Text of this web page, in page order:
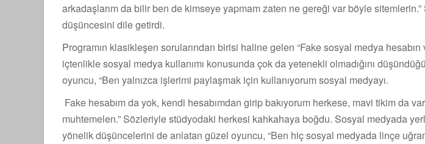
arkadaşlarım da bilir ben de kimseye yapmam zaten ne gereği var böyle
düşüncesini dile getirdi.
Programın klasikleşen sorularından birisi haline gelen “Fake sosyal medya hesabın
içtenlikle sosyal medya kullanımı konusunda çok da yetenekli olmadığını
oyuncu, “Ben yalnızca işlerimi paylaşmak için kullanıyorum sosyal medyayı.
Fake hesabım da yok, kendi hesabımdan girip bakıyorum herkese, mavi tikim da
muhtemelen.” Sözleriyle stüdyodaki herkesi kahkahaya boğdu. Sosyal medyada
yönelik düşüncelerini de anlatan güzel oyuncu, “Ben hiç sosyal medyada linçe